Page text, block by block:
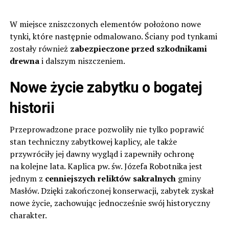
W miejsce zniszczonych elementów położono nowe
tynki, które następnie odmalowano. Ściany pod tynkami
zostały również zabezpieczone przed szkodnikami
drewnai dalszym niszczeniem.
Nowe życie zabytku o bogatej
historii
Przeprowadzone prace pozwoliły nie tylko poprawić
stan techniczny zabytkowej kaplicy, ale także
przywróciły jej dawny wygląd i zapewniły ochronę
na kolejne lata. Kaplica pw. św. Józefa Robotnika jest
jednym z cenniejszych reliktów sakralnychgminy
Masłów. Dzięki zakończonej konserwacji, zabytek zyskał
nowe życie, zachowując jednocześnie swój historyczny
charakter.